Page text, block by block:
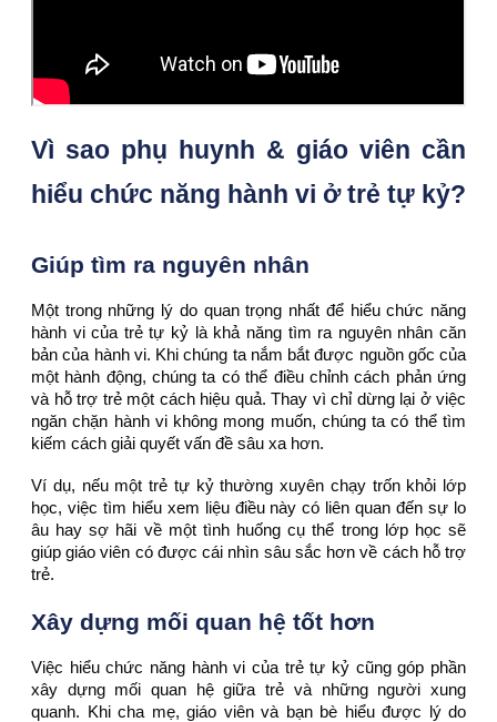
Vì sao phụ huynh & giáo viên cần
hiểu chức năng hành vi ở trẻ tự kỷ?
Giúp tìm ra nguyên nhân
Một trong những lý do quan trọng nhất để hiểu chức năng
hành vi của trẻ tự kỷ là khả năng tìm ra nguyên nhân căn
bản của hành vi. Khi chúng ta nắm bắt được nguồn gốc của
một hành động, chúng ta có thể điều chỉnh cách phản ứng
và hỗ trợ trẻ một cách hiệu quả. Thay vì chỉ dừng lại ở việc
ngăn chặn hành vi không mong muốn, chúng ta có thể tìm
kiếm cách giải quyết vấn đề sâu xa hơn.
Ví dụ, nếu một trẻ tự kỷ thường xuyên chạy trốn khỏi lớp
học, việc tìm hiểu xem liệu điều này có liên quan đến sự lo
âu hay sợ hãi về một tình huống cụ thể trong lớp học sẽ
giúp giáo viên có được cái nhìn sâu sắc hơn về cách hỗ trợ
trẻ.
Xây dựng mối quan hệ tốt hơn
Việc hiểu chức năng hành vi của trẻ tự kỷ cũng góp phần
xây dựng mối quan hệ giữa trẻ và những người xung
quanh. Khi cha mẹ, giáo viên và bạn bè hiểu được lý do